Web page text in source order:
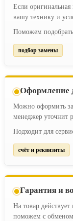
Если
вашу технику и
Поможем
подбор замены
Оформление
Можно оформить
менеджер уточнит
Подходит для
счёт и реквизиты
Гарантия и
На товар
поможем с